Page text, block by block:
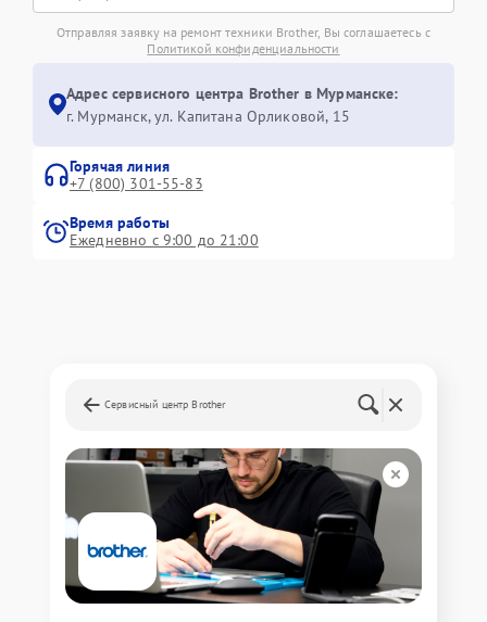
Отправляя заявку на ремонт техники Brother, Вы соглашаетесь с
Политикой конфиденциальности
Адрес сервисного центра Brother в Мурманске:
г. Мурманск, ул. Капитана Орликовой, 15
Горячая линия
+7 (800) 301-55-83
Время работы
Ежедневно с 9:00 до 21:00
Сервисный центр Brother